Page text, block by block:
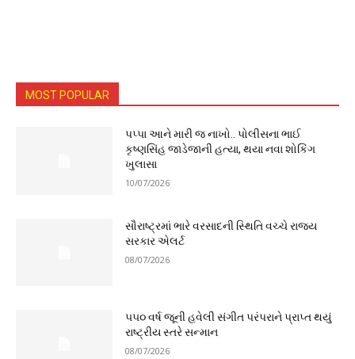
MOST POPULAR
પપ્પા આને મારી જ નાખો.. પોલીસના ભાઈ
કૃષ્ણસિંહ જાડેજાની હત્યા, થયા નવા શોકિંગ
ખુલાસા
10/07/2026
સૌરાષ્ટ્રમાં ભારે વરસાદની સ્થિતિ વચ્ચે રાજ્ય
સરકાર એલર્ટ
08/07/2026
૫૫૦ વર્ષ જૂની હવેલી સંગીત પરંપરાને પ્રાપ્ત થયું
રાષ્ટ્રીય સ્તરે સન્માન
08/07/2026